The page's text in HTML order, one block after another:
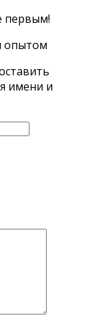
первым!
опытом
имени и